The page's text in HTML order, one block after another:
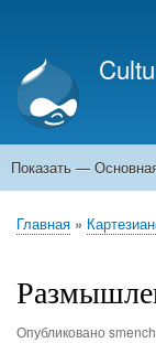
учётной
записи
пользователя
Основная
Показать —
Главная
Книги
Авторы
Kомментарии
Архивы емейлов
Форумы
Строка
Главная
Опубликовано